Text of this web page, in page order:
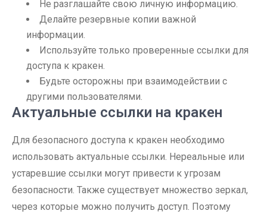
Не разглашайте свою личную информацию.
Делайте резервные копии важной
информации.
Используйте только проверенные ссылки для
доступа к кракен.
Будьте осторожны при взаимодействии с
другими пользователями.
Актуальные ссылки на кракен
Для безопасного доступа к кракен необходимо
использовать актуальные ссылки. Нереальные или
устаревшие ссылки могут привести к угрозам
безопасности. Также существует множество зеркал,
через которые можно получить доступ. Поэтому